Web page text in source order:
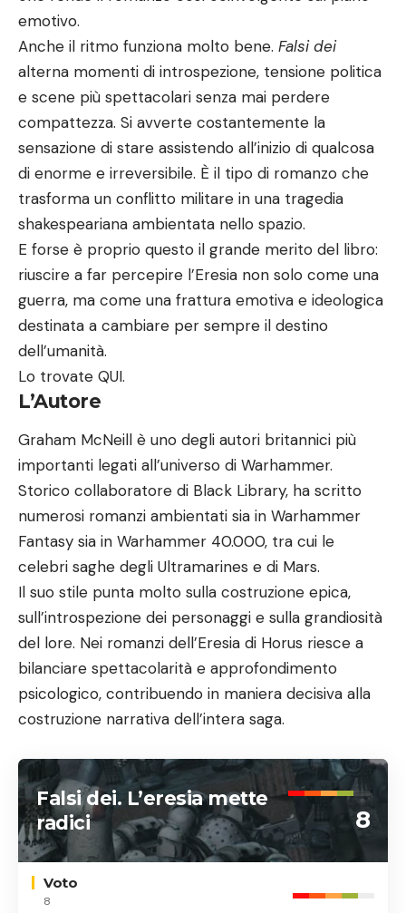
emotivo.
Anche il ritmo funziona molto bene. Falsi dei
alterna momenti di introspezione, tensione politica
e scene più spettacolari senza mai perdere
compattezza. Si avverte costantemente la
sensazione di stare assistendo all’inizio di qualcosa
di enorme e irreversibile. È il tipo di romanzo che
trasforma un conflitto militare in una tragedia
shakespeariana ambientata nello spazio.
E forse è proprio questo il grande merito del libro:
riuscire a far percepire l’Eresia non solo come una
guerra, ma come una frattura emotiva e ideologica
destinata a cambiare per sempre il destino
dell’umanità.
Lo trovate QUI.
L’Autore
Graham McNeill è uno degli autori britannici più
importanti legati all’universo di Warhammer.
Storico collaboratore di Black Library, ha scritto
numerosi romanzi ambientati sia in Warhammer
Fantasy sia in Warhammer 40.000, tra cui le
celebri saghe degli Ultramarines e di Mars.
Il suo stile punta molto sulla costruzione epica,
sull’introspezione dei personaggi e sulla grandiosità
del lore. Nei romanzi dell’Eresia di Horus riesce a
bilanciare spettacolarità e approfondimento
psicologico, contribuendo in maniera decisiva alla
costruzione narrativa dell’intera saga.
Falsi dei. L’eresia mette
radici
8
Voto
8